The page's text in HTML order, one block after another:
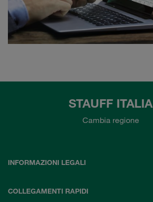
STAUFF ITALIA
Cambia regione
INFORMAZIONI LEGALI
COLLEGAMENTI RAPIDI